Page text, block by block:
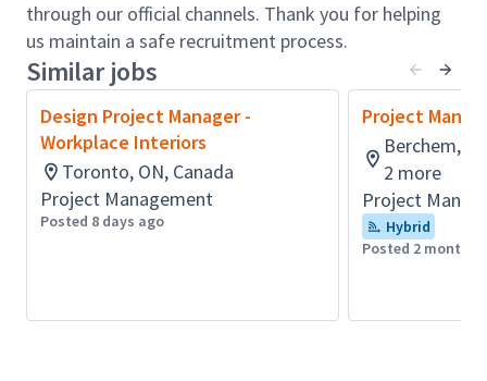
Je werkt aan projecten die direct bijdragen aan
nautische veiligheid, economie, logistiek en
duurzame groei van onze havensen die in het
buitenland. Daarmee lever je een belangrijke bijdrage
aan een toekomstbestendige maritieme
infrastructuur eneconomisch welvarende havens.
Rol verantwoordelijkheden:
constructies waar civiel,
through our official channels. Thank you for helping
us maintain a safe recruitment process.
Similar jobs
Design Project Manager -
Workplace Interiors
Toronto, ON, Canada
Project Management
Posted 8 days ago
Project
Berchem,
2 more
Project
Hybrid
Posted 2 months